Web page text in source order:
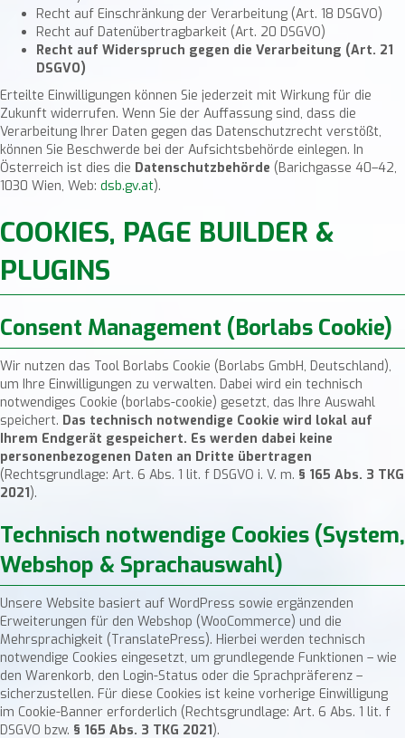
Recht auf Einschränkung der Verarbeitung (Art. 18 DSGVO)
Recht auf Datenübertragbarkeit (Art. 20 DSGVO)
Recht auf Widerspruch gegen die Verarbeitung (Art. 21
DSGVO)
Erteilte Einwilligungen können Sie jederzeit mit Wirkung für die
Zukunft widerrufen. Wenn Sie der Auffassung sind, dass die
Verarbeitung Ihrer Daten gegen das Datenschutzrecht verstößt,
können Sie Beschwerde bei der Aufsichtsbehörde einlegen. In
Österreich ist dies die Datenschutzbehörde (Barichgasse 40–42,
1030 Wien, Web: dsb.gv.at).
COOKIES, PAGE BUILDER &
PLUGINS
Consent Management (Borlabs Cookie)
Wir nutzen das Tool Borlabs Cookie (Borlabs GmbH, Deutschland),
um Ihre Einwilligungen zu verwalten. Dabei wird ein technisch
notwendiges Cookie (borlabs-cookie) gesetzt, das Ihre Auswahl
speichert. Das technisch notwendige Cookie wird lokal auf
Ihrem Endgerät gespeichert. Es werden dabei keine
personenbezogenen Daten an Dritte übertragen
(Rechtsgrundlage: Art. 6 Abs. 1 lit. f DSGVO i. V. m. § 165 Abs. 3 TKG
2021).
Technisch notwendige Cookies (System,
Webshop & Sprachauswahl)
Unsere Website basiert auf WordPress sowie ergänzenden
Erweiterungen für den Webshop (WooCommerce) und die
Mehrsprachigkeit (TranslatePress). Hierbei werden technisch
notwendige Cookies eingesetzt, um grundlegende Funktionen – wie
den Warenkorb, den Login-Status oder die Sprachpräferenz –
sicherzustellen. Für diese Cookies ist keine vorherige Einwilligung
im Cookie-Banner erforderlich (Rechtsgrundlage: Art. 6 Abs. 1 lit. f
DSGVO bzw. § 165 Abs. 3 TKG 2021).